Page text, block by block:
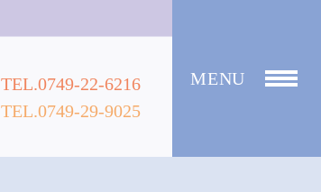
TEL.0749-22-6216
TEL.0749-29-9025
MENU